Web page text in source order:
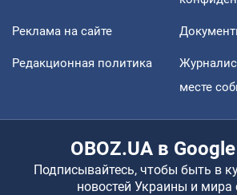
Реклама на сайте
Редакционная политика
месте
OBOZ.UA в
Подписывайтесь, чтобы быть в
новостей Украины и мира